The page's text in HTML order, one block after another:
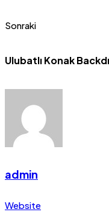
Sonraki
Ulubatlı Konak
admin
Website